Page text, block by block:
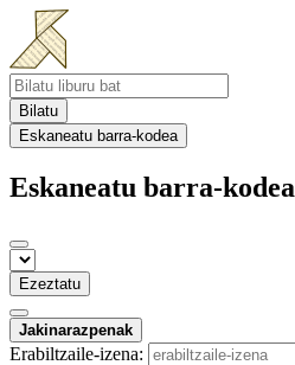
Bilatu
Eskaneatu barra-kodea
Eskaneatu barra-kodea
Ezeztatu
Jakinarazpenak
Erabiltzaile-izena: